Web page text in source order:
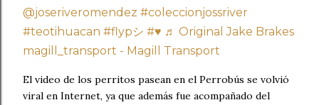
@joseriveromendez #coleccionjossriver
#teotihuacan #flypシ #♥️ ♬ Original Jake Brakes
magill_transport - Magill Transport
El video de los perritos pasean en el Perrobús se volvió
viral en Internet, ya que además fue acompañado del